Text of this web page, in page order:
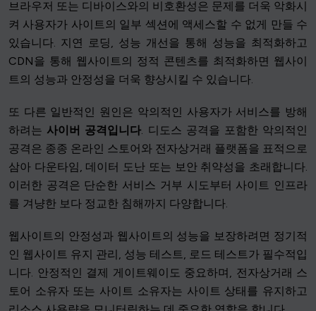
브라우저 또는 디바이스와의 비호환성은 문제를 더욱 악화시
켜 사용자가 사이트의 일부 섹션에 액세스할 수 없게 만들 수
있습니다. 지연 로딩, 성능 개선을 통해 성능을 최적화하고
CDN을 통해 웹사이트의 정적 콘텐츠를 최적화하면 웹사이
트의 성능과 안정성을 더욱 향상시킬 수 있습니다.
또 다른 일반적인 원인은 악의적인 사용자가 서비스를 방해
하려는 사이버 공격입니다. 디도스 공격을 포함한 악의적인
공격은 종종 온라인 스토어와 전자상거래 플랫폼을 표적으로
삼아 다운타임, 데이터 도난 또는 보안 취약성을 초래합니다.
이러한 공격은 단순한 서비스 거부 시도부터 사이트 인프라
를 겨냥한 보다 정교한 침해까지 다양합니다.
웹사이트의 안정성과 웹사이트의 성능을 보장하려면 정기적
인 웹사이트 유지 관리, 성능 테스트, 로드 테스트가 필수적입
니다. 안정적인 결제 게이트웨이도 중요하며, 전자상거래 스
토어 소유자 또는 사이트 소유자는 사이트 상태를 유지하고